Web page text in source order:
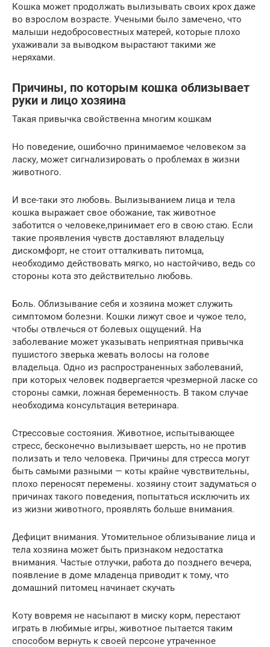
Кошка может продолжать вылизывать своих крох даже
во взрослом возрасте. Учеными было замечено, что
малыши недобросовестных матерей, которые плохо
ухаживали за выводком вырастают такими же
неряхами.
Причины, по которым кошка облизывает
руки и лицо хозяина
Такая привычка свойственна многим кошкам
Но поведение, ошибочно принимаемое человеком за
ласку, может сигнализировать о проблемах в жизни
животного.
И все-таки это любовь. Вылизыванием лица и тела
кошка выражает свое обожание, так животное
заботится о человеке,принимает его в свою стаю. Если
такие проявления чувств доставляют владельцу
дискомфорт, не стоит отталкивать питомца,
необходимо действовать мягко, но настойчиво, ведь со
стороны кота это действительно любовь.
Боль. Облизывание себя и хозяина может служить
симптомом болезни. Кошки лижут свое и чужое тело,
чтобы отвлечься от болевых ощущений. На
заболевание может указывать неприятная привычка
пушистого зверька жевать волосы на голове
владельца. Одно из распространенных заболеваний,
при которых человек подвергается чрезмерной ласке со
стороны самки, ложная беременность. В таком случае
необходима консультация ветеринара.
Стрессовые состояния. Животное, испытывающее
стресс, бесконечно вылизывает шерсть, но не против
полизать и тело человека. Причины для стресса могут
быть самыми разными — коты крайне чувствительны,
плохо переносят перемены. хозяину стоит задуматься о
причинах такого поведения, попытаться исключить их
из жизни животного, проявлять больше внимания.
Дефицит внимания. Утомительное облизывание лица и
тела хозяина может быть признаком недостатка
внимания. Частые отлучки, работа до позднего вечера,
появление в доме младенца приводит к тому, что
домашний питомец начинает скучать
Коту вовремя не насыпают в миску корм, перестают
играть в любимые игры, животное пытается таким
способом вернуть к своей персоне утраченное